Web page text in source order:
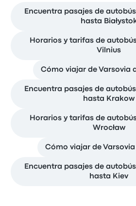
Encuentra pasajes de
hasta
Horarios y tarifas de
Vilnius
Cómo viajar de Varsovia
Encuentra pasajes de
hasta Krakow
Horarios y tarifas de
Wrocław
Cómo viajar de
Encuentra pasajes de
hasta Kiev